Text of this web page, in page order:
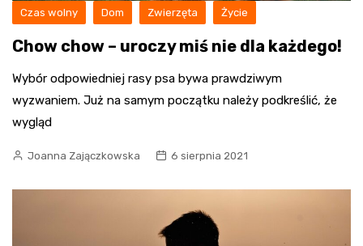
Czas wolny Dom Zwierzęta Życie
Chow chow – uroczy miś nie dla każdego!
Wybór odpowiedniej rasy psa bywa prawdziwym
wyzwaniem. Już na samym początku należy podkreślić, że
wygląd
Joanna Zajączkowska 6 sierpnia 2021